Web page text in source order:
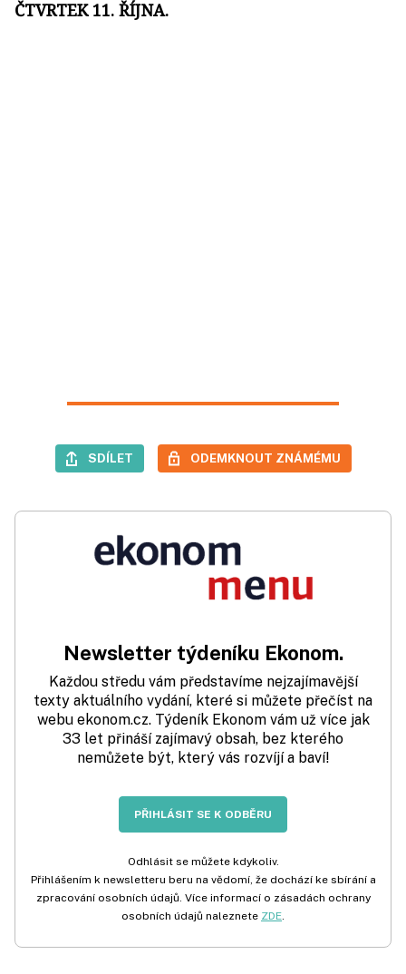
ČTVRTEK 11. ŘÍJNA.
SDÍLET ODEMKNOUT ZNÁMÉMU
Newsletter týdeníku Ekonom.
Každou středu vám představíme nejzajímavější
texty aktuálního vydání, které si můžete přečíst na
webu ekonom.cz. Týdeník Ekonom vám už více jak
33 let přináší zajímavý obsah, bez kterého
nemůžete být, který vás rozvíjí a baví!
PŘIHLÁSIT SE K ODBĚRU
Odhlásit se můžete kdykoliv.
Přihlášením k newsletteru beru na vědomí, že dochází ke sbírání a
zpracování osobních údajů. Více informací o zásadách ochrany
osobních údajů naleznete ZDE.